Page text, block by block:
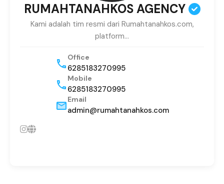
RUMAHTANAHKOS AGENCY
Kami adalah tim resmi dari Rumahtanahkos.com,
platform…
Office
6285183270995
Mobile
6285183270995
Email
admin@rumahtanahkos.com